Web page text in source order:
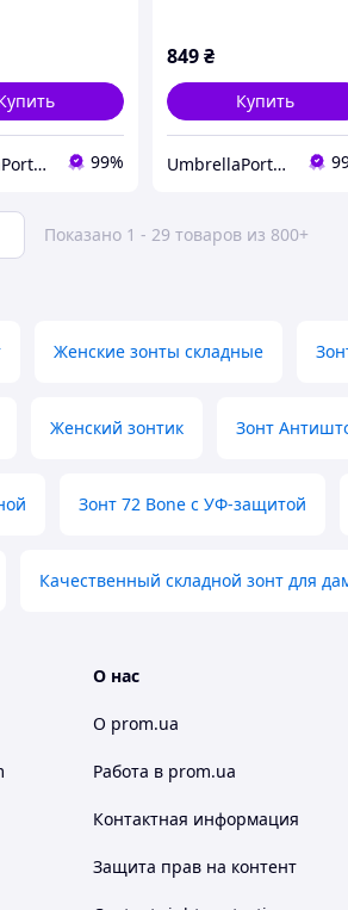
UmbrellaPortmone 99%
849₴
Купить
UmbrellaPortmone
Показано 1 - 29 товаров из 800+
Женские зонты складные
Женский зонтик Зонт
Зонт 72 Bone с УФ-защитой
Качественный складной зонт для
О нас
О prom.ua
Работа в prom.ua
Контактная информация
Защита прав на контент